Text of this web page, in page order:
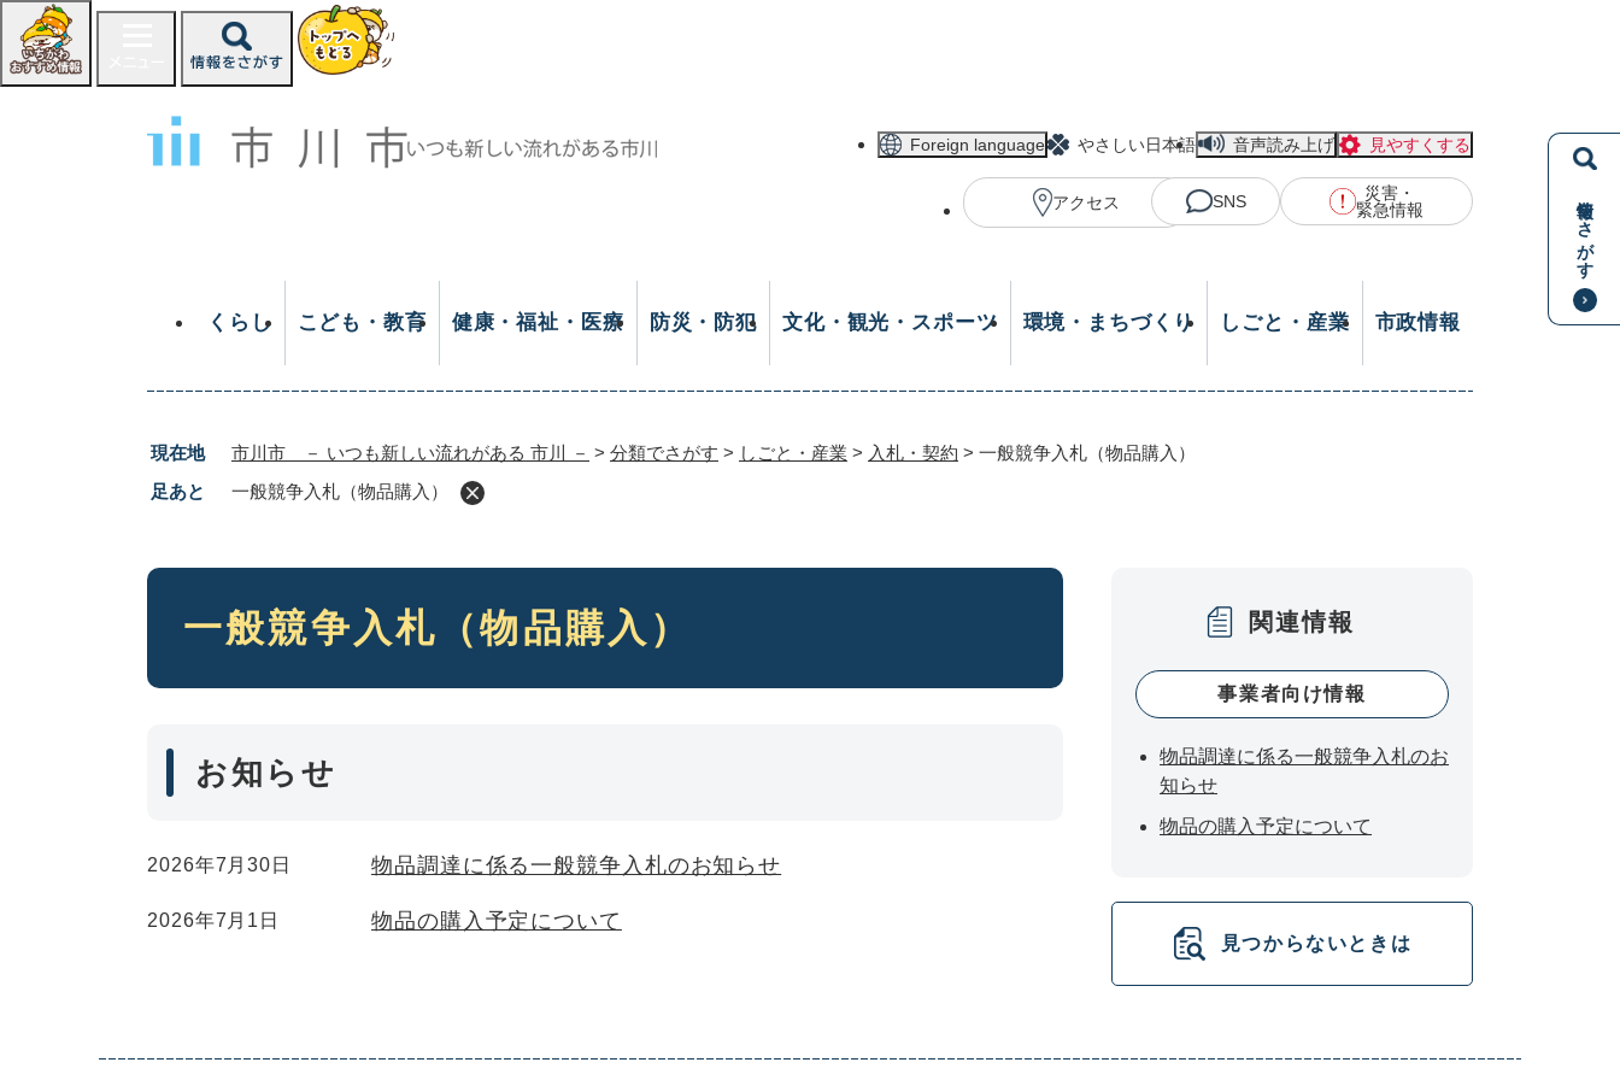
ジ
情報をさがす
Foreign language やさしい日本語 音声読み上げ 見やすくする
アクセス SNS
災害・
緊急情報
くらし こども・教育 健康・福祉・医療 防災・防犯 文化・観光・スポーツ 環境・まちづくり しごと・産業 市政情報
現在地 市川市 － いつも新しい流れがある 市川 － > 分類でさがす > しごと・産業 > 入札・契約 > 一般競争入札（物品購入）
足あと
一般競争入札（物品購入）
本
一般競争入札（物品購入）
お知らせ
2026年7月30日 物品調達に係る一般競争入札のお知らせ
2026年7月1日 物品の購入予定について
関連情報
事業者向け情報
物品調達に係る一般競争入札のお
知らせ
物品の購入予定について
見つからないときは